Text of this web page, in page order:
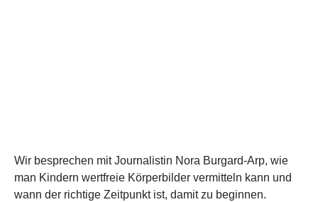
Wir besprechen mit Journalistin Nora Burgard-Arp, wie
man Kindern wertfreie Körperbilder vermitteln kann und
wann der richtige Zeitpunkt ist, damit zu beginnen.